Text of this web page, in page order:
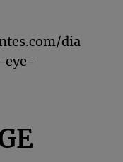
dia
eye-